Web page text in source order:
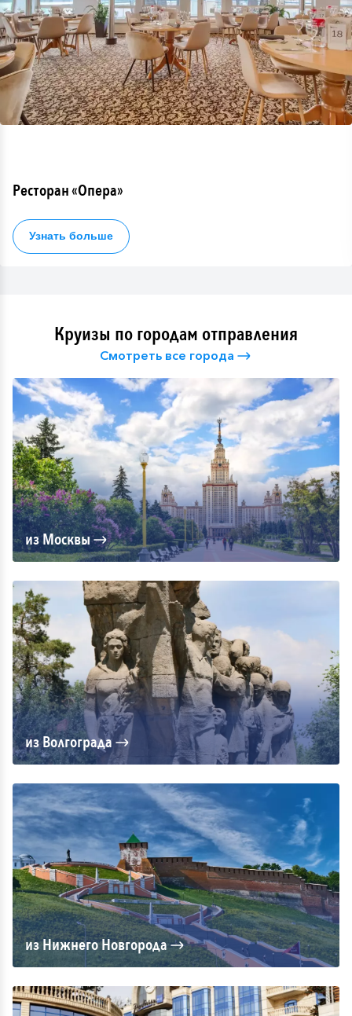
Ресторан «Опера»
Узнать больше
Круизы по городам отправления
Смотреть все города
из Москвы
из Волгограда
из Нижнего Новгорода